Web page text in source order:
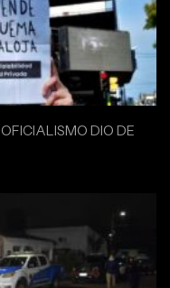
OFICIALISMO DIO DE